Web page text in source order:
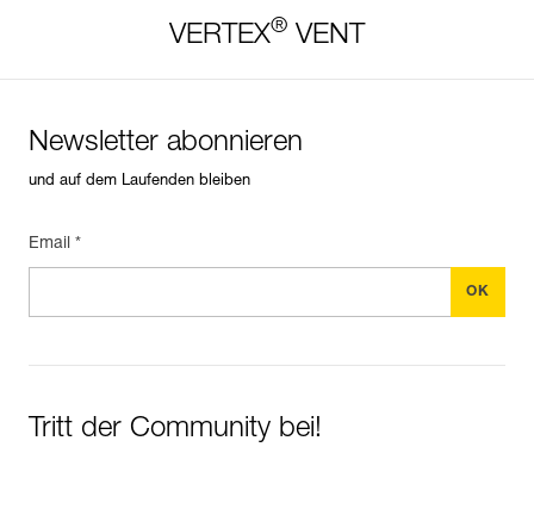
VERTEX® VENT
Newsletter abonnieren
und auf dem Laufenden bleiben
Email *
Tritt der Community bei!